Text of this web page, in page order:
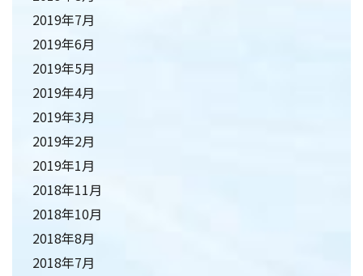
2019年7月
2019年6月
2019年5月
2019年4月
2019年3月
2019年2月
2019年1月
2018年11月
2018年10月
2018年8月
2018年7月